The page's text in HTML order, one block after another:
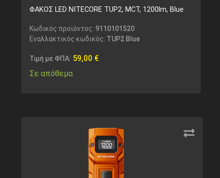
ΦΑΚΟΣ LED NITECORE TUP2, MCT, 1200lm, Blue
Κωδικός προϊόντος: 9110101520
Εναλλακτικός κωδικός: TUP2 Blue
Τιμή με ΦΠΑ: 59,00 €
Σε απόθεμα